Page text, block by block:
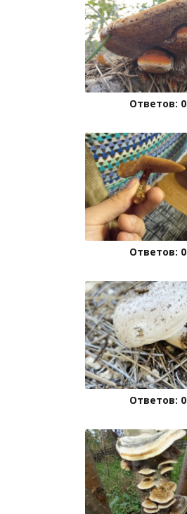
Ответов: 0
Ответов: 0
Ответов: 0